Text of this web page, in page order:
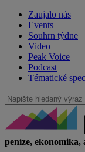
Zaujalo nás
Events
Souhrn týdne
Video
Peak Voice
Podcast
Tématické
peníze, ekonomika,